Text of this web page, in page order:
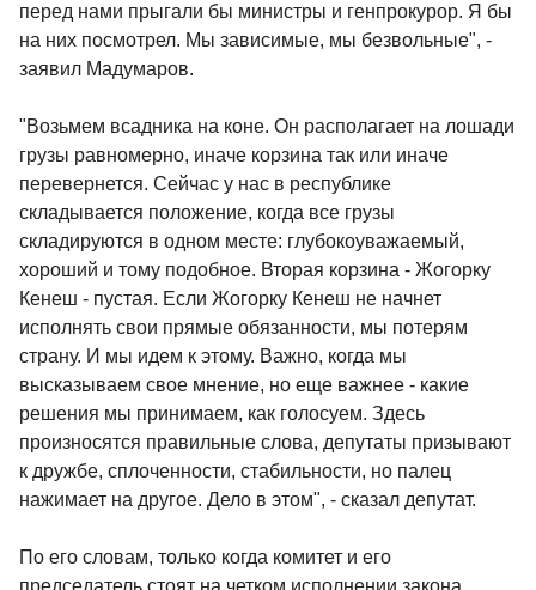
перед нами прыгали бы министры и генпрокурор. Я бы
на них посмотрел. Мы зависимые, мы безвольные", -
заявил Мадумаров.
"Возьмем всадника на коне. Он располагает на лошади
грузы равномерно, иначе корзина так или иначе
перевернется. Сейчас у нас в республике
складывается положение, когда все грузы
складируются в одном месте: глубокоуважаемый,
хороший и тому подобное. Вторая корзина - Жогорку
Кенеш - пустая. Если Жогорку Кенеш не начнет
исполнять свои прямые обязанности, мы потерям
страну. И мы идем к этому. Важно, когда мы
высказываем свое мнение, но еще важнее - какие
решения мы принимаем, как голосуем. Здесь
произносятся правильные слова, депутаты призывают
к дружбе, сплоченности, стабильности, но палец
нажимает на другое. Дело в этом", - сказал депутат.
По его словам, только когда комитет и его